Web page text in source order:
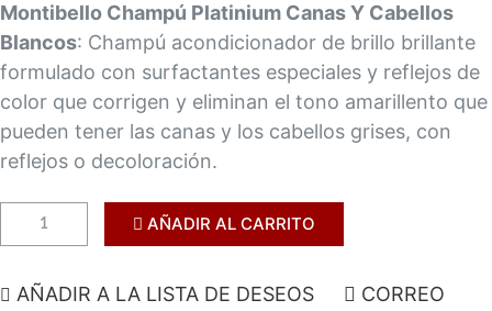
Montibello Champú Platinium Canas Y Cabellos
Blancos: Champú acondicionador de brillo brillante
formulado con surfactantes especiales y reflejos de
color que corrigen y eliminan el tono amarillento que
pueden tener las canas y los cabellos grises, con
reflejos o decoloración.
AÑADIR AL CARRITO
AÑADIR A LA LISTA DE DESEOS
CORREO